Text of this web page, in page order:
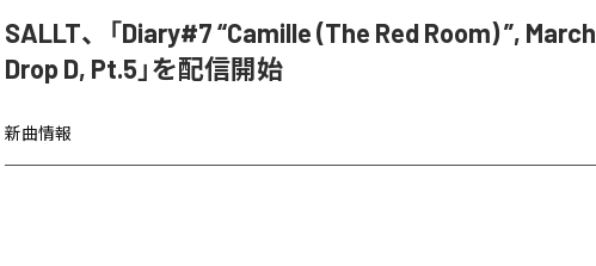
SALLT、「Diary#7 “Camille (The Red Room) ”,
Drop D, Pt.5」を配信開始
新曲情報